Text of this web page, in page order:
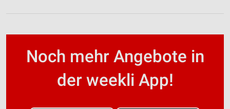
Noch mehr Angebote in
der weekli App!